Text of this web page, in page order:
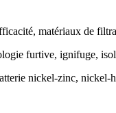
matériaux de
furtive, ignifuge,
nickel-zinc,